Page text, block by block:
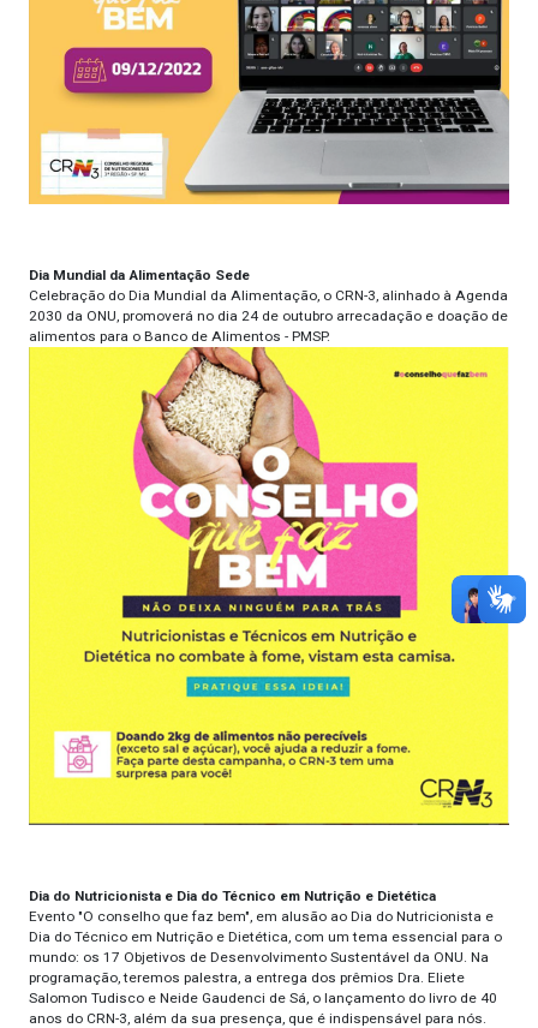
Dia Mundial da Alimentação Sede
Celebração do Dia Mundial da Alimentação, o CRN-3, alinhado à Agenda
2030 da ONU, promoverá no dia 24 de outubro arrecadação e doação de
alimentos para o Banco de Alimentos - PMSP.
Dia do Nutricionista e Dia do Técnico em Nutrição e Dietética
Evento "O conselho que faz bem", em alusão ao Dia do Nutricionista e
Dia do Técnico em Nutrição e Dietética, com um tema essencial para o
mundo: os 17 Objetivos de Desenvolvimento Sustentável da ONU. Na
programação, teremos palestra, a entrega dos prêmios Dra. Eliete
Salomon Tudisco e Neide Gaudenci de Sá, o lançamento do livro de 40
anos do CRN-3, além da sua presença, que é indispensável para nós.